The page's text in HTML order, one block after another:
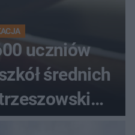
uczniów
średnich
wybierali